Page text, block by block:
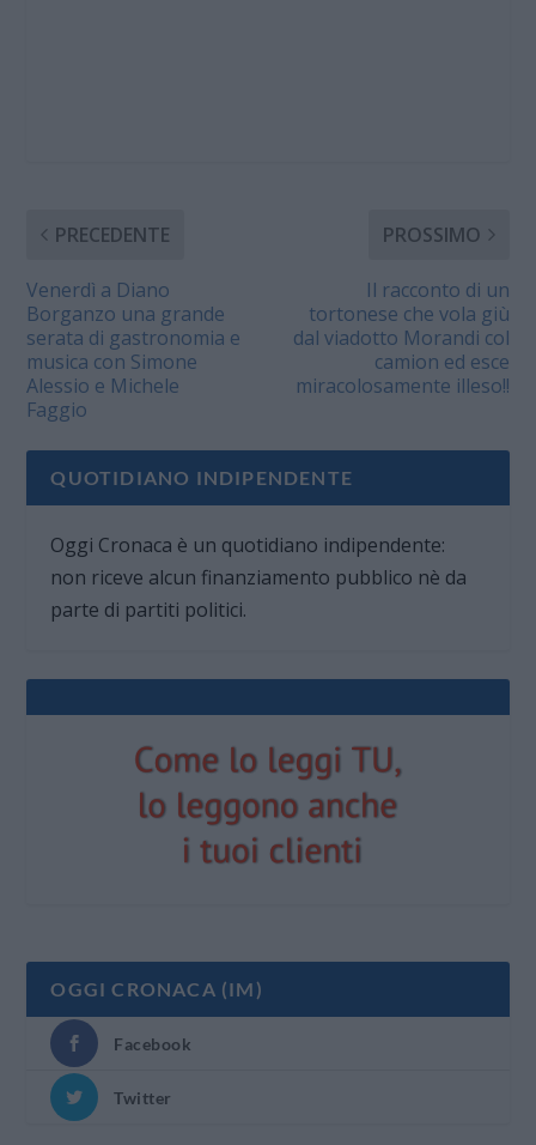
PRECEDENTE
Venerdì a Diano
Borganzo una grande
serata di gastronomia e
musica con Simone
Alessio e Michele
Faggio
PROSSIMO
Il racconto di un
tortonese che vola giù
dal viadotto Morandi col
camion ed esce
miracolosamente illeso!!
QUOTIDIANO INDIPENDENTE
Oggi Cronaca è un quotidiano indipendente:
non riceve alcun finanziamento pubblico nè da
parte di partiti politici.
OGGI CRONACA (IM)
Facebook
Twitter